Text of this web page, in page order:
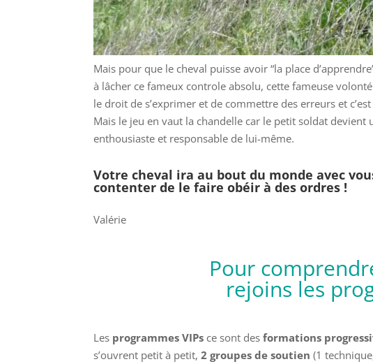
Mais pour que le cheval puisse avoir “la place
à lâcher ce fameux controle absolu, cette fameuse
le droit de s’exprimer et de commettre des erreurs et
Mais le jeu en vaut la chandelle car le petit soldat
enthousiaste et responsable de lui-même.
Votre cheval ira au bout du monde avec
contenter de le faire obéir à des ordres !
Valérie
Pour
rejoins les
Les programmes VIPs ce sont desformations
s’ouvrent petit à petit, 2 groupes de soutien (1